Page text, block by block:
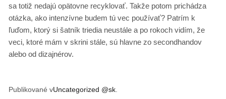
sa totiž nedajú opätovne recyklovať. Takže potom prichádza
otázka, ako intenzívne budem tú vec používať? Patrím k
ľuďom, ktorý si šatník triedia neustále a po rokoch vidím, že
veci, ktoré mám v skrini stále, sú hlavne zo secondhandov
alebo od dizajnérov.
Publikované vUncategorized @sk